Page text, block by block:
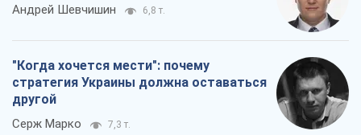
Андрей Шевчишин 6,8 т.
"Когда хочется мести": почему
стратегия Украины должна оставаться
другой
Серж Марко 7,3 т.